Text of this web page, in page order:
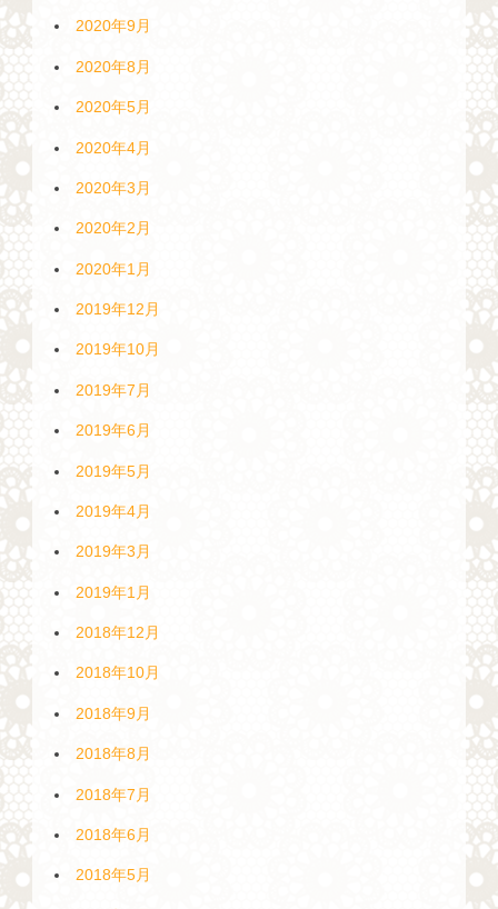
2020年9月
2020年8月
2020年5月
2020年4月
2020年3月
2020年2月
2020年1月
2019年12月
2019年10月
2019年7月
2019年6月
2019年5月
2019年4月
2019年3月
2019年1月
2018年12月
2018年10月
2018年9月
2018年8月
2018年7月
2018年6月
2018年5月